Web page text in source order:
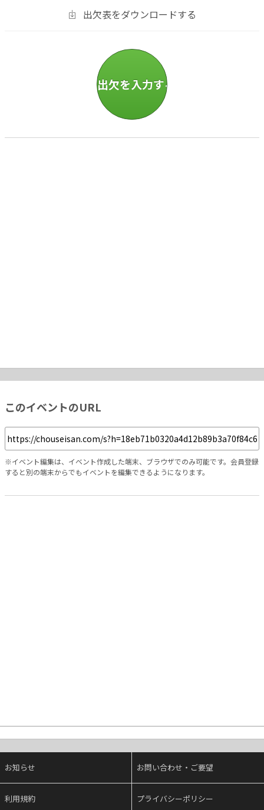
出欠表をダウンロードする
このイベントのURL
※イベント編集は、イベント作成した端末、ブラウザでのみ可能です。会員登録
すると別の端末からでもイベントを編集できるようになります。
お知らせ お問い合わせ・ご要望
利用規約 プライバシーポリシー